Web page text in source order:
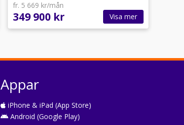
fr. 5 669 kr/mån
349 900 kr Visa mer
Appar
iPhone & iPad (App Store)
Android (Google Play)